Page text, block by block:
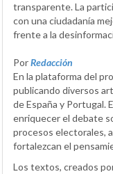
transparente. La
con una ciudadanía
frente a la
PorRedacción
En la plataforma del
publicando diversos
de España y Portugal.
enriquecer el debate
procesos electorales,
fortalezcan el
Los textos, creados